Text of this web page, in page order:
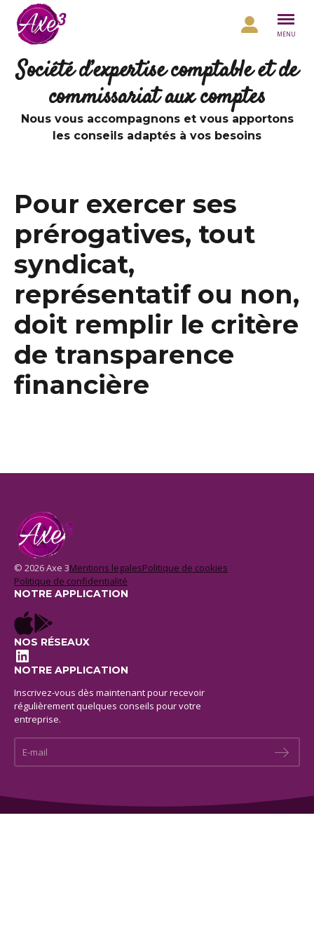
Aller au contenu
MENU
Société d’expertise comptable et de
commissariat aux comptes
Nous vous accompagnons et vous apportons
les conseils adaptés à vos besoins
Pour exercer ses
prérogatives, tout
syndicat,
représentatif ou non,
doit remplir le critère
de transparence
financière
© 2026 Axe 3Mentions legalesPolitique de cookies
Politique de confidentialité
NOTRE APPLICATION
NOS RÉSEAUX
LinkedIn
NOTRE APPLICATION
Inscrivez-vous dès maintenant pour recevoir
régulièrement quelques conseils pour votre
entreprise.